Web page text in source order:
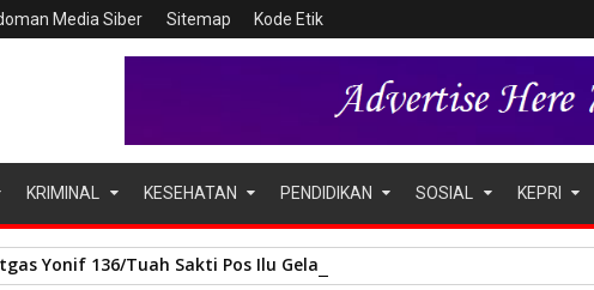
Media Siber Sitemap Kode Etik
KRIMINAL KESEHATAN PENDIDIKAN SOSIAL KEPRI
Yonif 136/Tuah Sakti Pos Ilu Gelar Anjangsana di Kampung Alukme